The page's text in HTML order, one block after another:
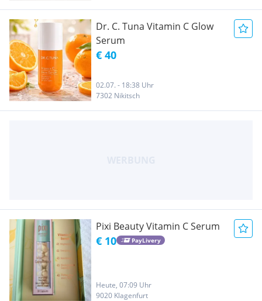
Dr. C. Tuna Vitamin C Glow
Serum
€ 40
02.07. - 18:38 Uhr
7302 Nikitsch
Pixi Beauty Vitamin C Serum
€ 10 PayLivery
Heute, 07:09 Uhr
9020 Klagenfurt